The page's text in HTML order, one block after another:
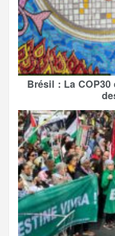
Brésil : La COP30